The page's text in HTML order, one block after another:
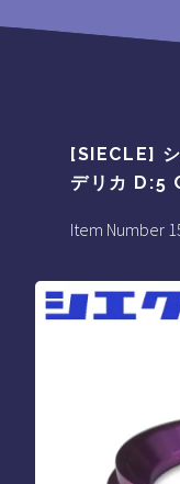
[SIECLE]
デリカ D:5
Item Number